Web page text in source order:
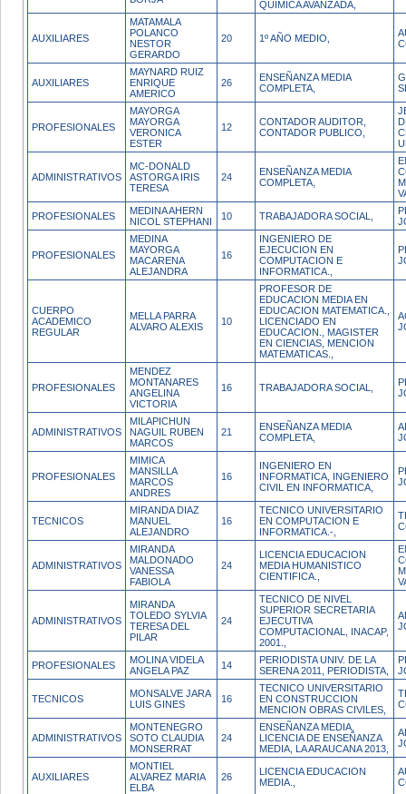
QUIMICA AVANZADA,
AUXILIARES
MATAMALA
POLANCO
NESTOR
GERARDO
20 1º AÑO MEDIO,
AUXILIARES
MAYNARD RUIZ
ENRIQUE
AMERICO
26
ENSEÑANZA MEDIA
COMPLETA,
PROFESIONALES
MAYORGA
MAYORGA
VERONICA
ESTER
12
CONTADOR AUDITOR,
CONTADOR PUBLICO,
ADMINISTRATIVOS
MC-DONALD
ASTORGA IRIS
TERESA
24
ENSEÑANZA MEDIA
COMPLETA,
PROFESIONALES
MEDINA AHERN
NICOL STEPHANI
10 TRABAJADORA SOCIAL,
PROFESIONALES
MEDINA
MAYORGA
MACARENA
ALEJANDRA
16
INGENIERO DE
EJECUCION EN
COMPUTACION E
INFORMATICA.,
CUERPO
ACADEMICO
REGULAR
MELLA PARRA
ALVARO ALEXIS
10
PROFESOR DE
EDUCACION MEDIA EN
EDUCACION MATEMATICA.,
LICENCIADO EN
EDUCACION., MAGISTER
EN CIENCIAS, MENCION
MATEMATICAS.,
PROFESIONALES
MENDEZ
MONTANARES
ANGELINA
VICTORIA
16 TRABAJADORA SOCIAL,
ADMINISTRATIVOS
MILAPICHUN
NAGUIL RUBEN
MARCOS
21
ENSEÑANZA MEDIA
COMPLETA,
PROFESIONALES
MIMICA
MANSILLA
MARCOS
ANDRES
16
INGENIERO EN
INFORMATICA, INGENIERO
CIVIL EN INFORMATICA,
TECNICOS
MIRANDA DIAZ
MANUEL
ALEJANDRO
16
TECNICO UNIVERSITARIO
EN COMPUTACION E
INFORMATICA.-,
ADMINISTRATIVOS
MIRANDA
MALDONADO
VANESSA
FABIOLA
24
LICENCIA EDUCACION
MEDIA HUMANISTICO
CIENTIFICA.,
ADMINISTRATIVOS
MIRANDA
TOLEDO SYLVIA
TERESA DEL
PILAR
24
TECNICO DE NIVEL
SUPERIOR SECRETARIA
EJECUTIVA
COMPUTACIONAL, INACAP,
2001.,
PROFESIONALES
MOLINA VIDELA
ANGELA PAZ
14
PERIODISTA UNIV. DE LA
SERENA 2011, PERIODISTA,
TECNICOS
MONSALVE JARA
LUIS GINES
16
TECNICO UNIVERSITARIO
EN CONSTRUCCION
MENCION OBRAS CIVILES,
ADMINISTRATIVOS
MONTENEGRO
SOTO CLAUDIA
MONSERRAT
24
ENSEÑANZA MEDIA,
LICENCIA DE ENSEÑANZA
MEDIA, LA ARAUCANA 2013,
AUXILIARES
MONTIEL
ALVAREZ MARIA
ELBA
26
LICENCIA EDUCACION
MEDIA.,